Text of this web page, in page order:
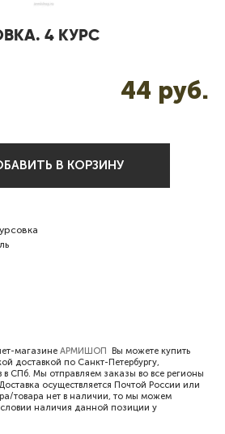
4 КУРС
44 pуб.
В КОРЗИНУ
магазине АРМИШОП Вы можете купить
доставкой по Санкт-Петербургу,
СПб. Мы отправляем заказы во все регионы
осуществляется Почтой России или
товара нет в наличии, то мы можем
наличия данной позиции у